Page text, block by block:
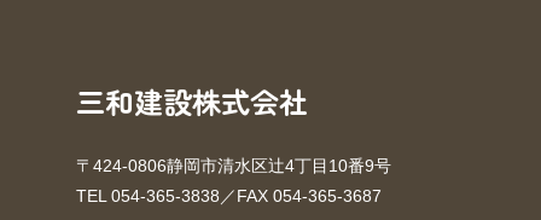
三和建設株式会社
〒424-0806静岡市清水区辻4丁目10番9号
TEL 054-365-3838／FAX 054-365-3687